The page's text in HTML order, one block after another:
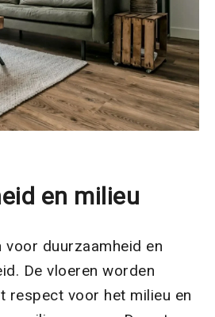
en milieu
voor duurzaamheid en
De vloeren worden
respect voor het milieu en